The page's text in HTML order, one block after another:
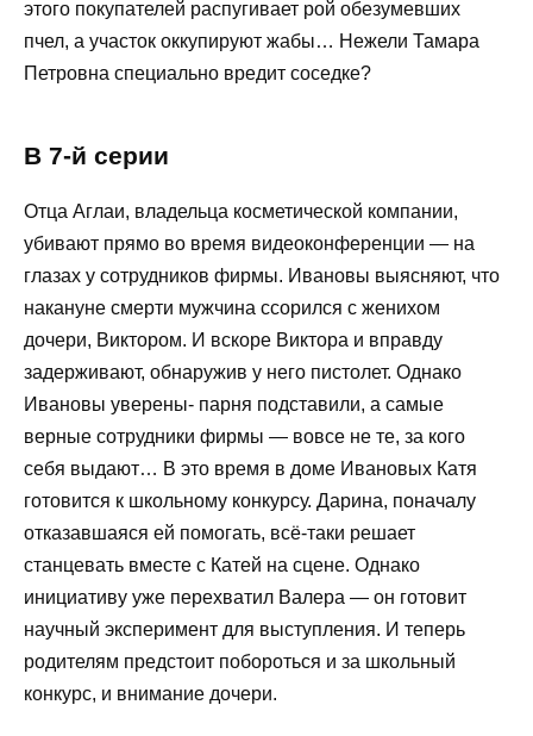
этого покупателей распугивает рой обезумевших
пчел, а участок оккупируют жабы… Нежели Тамара
Петровна специально вредит соседке?
В 7-й серии
Отца Аглаи, владельца косметической компании,
убивают прямо во время видеоконференции — на
глазах у сотрудников фирмы. Ивановы выясняют, что
накануне смерти мужчина ссорился с женихом
дочери, Виктором. И вскоре Виктора и вправду
задерживают, обнаружив у него пистолет. Однако
Ивановы уверены- парня подставили, а самые
верные сотрудники фирмы — вовсе не те, за кого
себя выдают… В это время в доме Ивановых Катя
готовится к школьному конкурсу. Дарина, поначалу
отказавшаяся ей помогать, всё-таки решает
станцевать вместе с Катей на сцене. Однако
инициативу уже перехватил Валера — он готовит
научный эксперимент для выступления. И теперь
родителям предстоит побороться и за школьный
конкурс, и внимание дочери.